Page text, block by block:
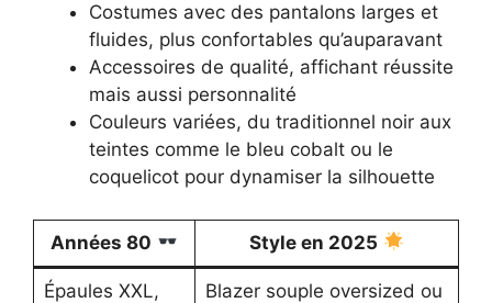
Costumes avec des pantalons larges et
fluides, plus confortables qu’auparavant
Accessoires de qualité, affichant réussite
mais aussi personnalité
Couleurs variées, du traditionnel noir aux
teintes comme le bleu cobalt ou le
coquelicot pour dynamiser la silhouette
Années 80 Style en 2025
Épaules XXL,
Blazer souple oversized ou